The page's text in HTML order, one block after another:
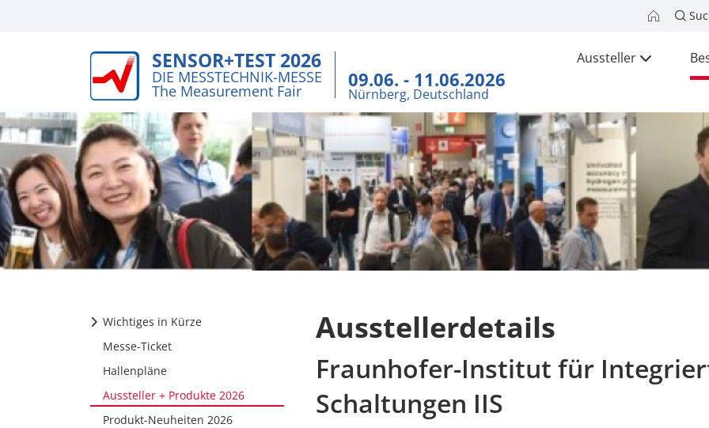
SENSOR+TEST 2026
DIE MESSTECHNIK-MESSE
The Measurement Fair 09.06. - 11.06.2026
Nürnberg, Deutschland
Aussteller
Wichtiges in Kürze
Messe-Ticket
Hallenpläne
Aussteller + Produkte 2026
Produkt-Neuheiten 2026
Ausstellerdetails
Fraunhofer-Institut für
Schaltungen IIS